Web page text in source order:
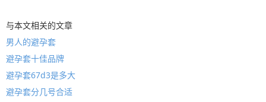
与本文相关的文章
男人的避孕套
避孕套十佳品牌
避孕套67d3是多大
避孕套分几号合适